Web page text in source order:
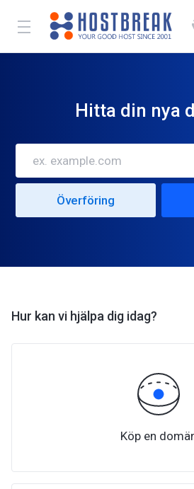
Hitta din nya
Hur kan vi hjälpa dig idag?
Köp en